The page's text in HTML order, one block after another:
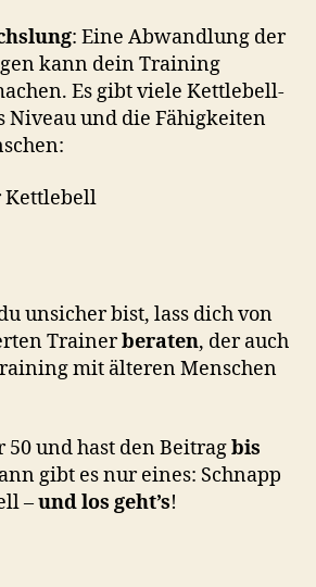
: Eine Abwandlung der
kann dein Training
Es gibt viele Kettlebell-
Niveau und die Fähigkeiten
Kettlebell
unsicher bist, lass dich von
Trainerberaten, der auch
mit älteren Menschen
50 und hast den Beitragbis
gibt es nur eines: Schnapp
–undlos geht’s!